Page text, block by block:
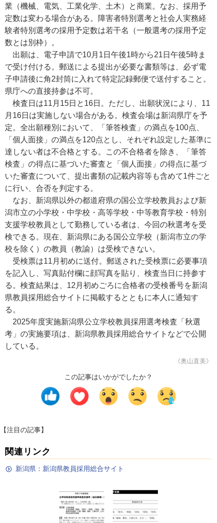
業（機械、電気、工業化学、土木）と商業。なお、採用予
定数は変わる場合がある。障害者特別選考と社会人実務経
験者特別選考の採用予定数は若干名（一般選考の採用予定
数とは別枠）。
出願は、電子申請で10月1日午後1時から21日午後5時ま
で受け付ける。郵送による提出が必要な書類等は、必ず電
子申請後に角2封筒に入れて特定記録郵便で送付すること。
県庁への直接持参は不可。
検査日は11月15日と16日。ただし、出願状況により、11
月16日は実施しない場合がある。検査会場は新潟県庁を予
定。全出願種別において、「筆答検査」の満点を100点、
「個人面接」の満点を120点とし、それぞれ設定した基準に
達しない者は不合格とする。この不合格者を除き、「筆答
検査」の得点に基づいた審査と「個人面接」の得点に基づ
いた審査について、提出書類の記載内容等も含めて1件ごと
に行い、合否を判定する。
なお、新潟県以外の都道府県の国公立学校教員および新
潟市立の小学校・中学校・高等学校・中等教育学校・特別
支援学校教員として勤務している者は、今回の秋選考を受
検できる。現在、新潟県にある国公立学校（新潟市立の学
校を除く）の教員（教諭）は受検できない。
受検票は11月初めに送付。郵送された受検票に必要事項
を記入し、写真貼付欄に顔写真を貼り、検査当日に持参す
る。検査結果は、12月初めごろに合格者の受検番号を新潟
県教員採用総合サイトに掲載するとともに本人に通知す
る。
2025年度実施新潟県公立学校教員採用選考検査「秋選
考」の実施要項は、新潟県教員採用総合サイトなどで公開
している。
《奥山直美》
この記事はいかがでしたか？
【注目の記事】
関連リンク
新潟県：新潟県教員採用総合サイト